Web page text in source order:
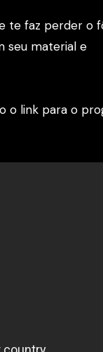
te faz perder o
seu material e
o link para o